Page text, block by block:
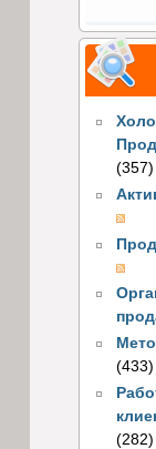
(357)
(433)
(282)